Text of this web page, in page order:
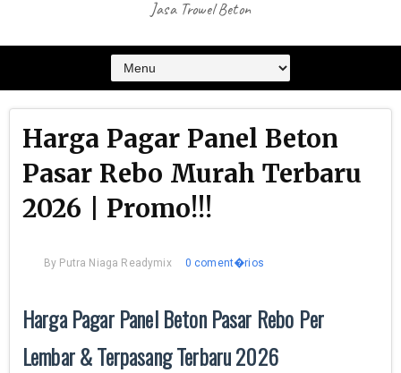
Jasa Trowel Beton
Harga Pagar Panel Beton
Pasar Rebo Murah Terbaru
2026 | Promo!!!
By Putra Niaga Readymix 0 coment�rios
Harga Pagar Panel Beton Pasar Rebo Per
Lembar & Terpasang Terbaru 2026